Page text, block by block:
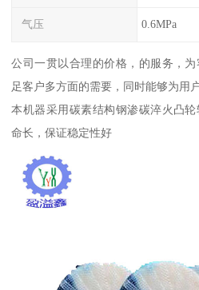
气压 0.6MPa
公司一贯以合理的价格，的服务，
足客户多方面的需要，同时能够为用
本机器采用碳素结构钢渗碳淬火凸
命长，保证稳定性好